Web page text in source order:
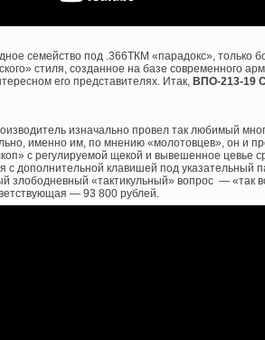
семейство под .366ТКМ «парадокс», только
стиля, созданное на базе современного
его представителях. Итак, ВПО-213-19
изначально провел так любимый
именно им, по мнению «молотовцев», он и
с регулируемой щекой и вывешенное цевье
с дополнительной клавишей под указательный
злободневный «тактикульный» вопрос — «так
— 93 800 рублей.